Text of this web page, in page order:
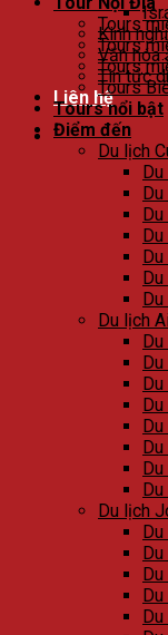
Kinh
Văn hóa
Tin tức
Liên hệ
Tours
Tours
Tours
Tours
Tours nổi bật
Điểm đến
Du lịch
Du lịch
Du lịch